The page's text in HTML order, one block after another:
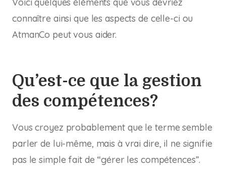
connaître ainsi que les aspects de celle-ci ou
AtmanCo peut vous aider.
Qu’est-ce que la gestion
des compétences?
Vous croyez probablement que le terme semble
parler de lui-même, mais à vrai dire, il ne signifie
pas le simple fait de “gérer les compétences”.